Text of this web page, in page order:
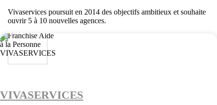
Vivaservices poursuit en 2014 des objectifs ambitieux et souhaite
ouvrir 5 à 10 nouvelles agences.
VIVASERVICES